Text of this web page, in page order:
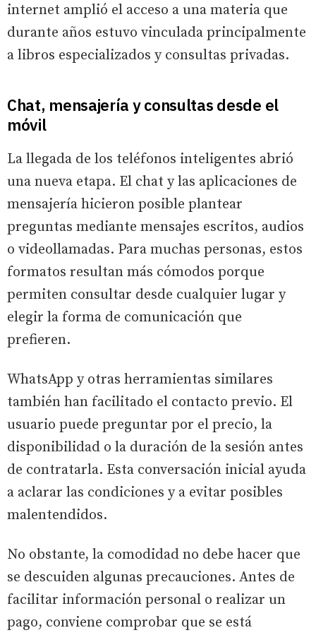
internet amplió el acceso a una materia que
durante años estuvo vinculada principalmente
a libros especializados y consultas privadas.
Chat, mensajería y consultas desde el
móvil
La llegada de los teléfonos inteligentes abrió
una nueva etapa. El chat y las aplicaciones de
mensajería hicieron posible plantear
preguntas mediante mensajes escritos, audios
o videollamadas. Para muchas personas, estos
formatos resultan más cómodos porque
permiten consultar desde cualquier lugar y
elegir la forma de comunicación que
prefieren.
WhatsApp y otras herramientas similares
también han facilitado el contacto previo. El
usuario puede preguntar por el precio, la
disponibilidad o la duración de la sesión antes
de contratarla. Esta conversación inicial ayuda
a aclarar las condiciones y a evitar posibles
malentendidos.
No obstante, la comodidad no debe hacer que
se descuiden algunas precauciones. Antes de
facilitar información personal o realizar un
pago, conviene comprobar que se está